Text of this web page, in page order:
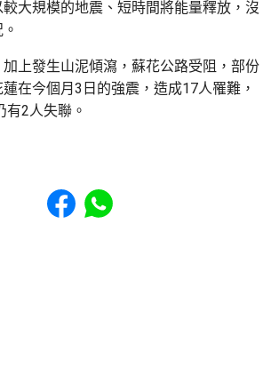
大規模的地震、短時間將能量釋放，沒
上發生山泥傾瀉，蘇花公路受阻，部份
在今個月3日的強震，造成17人罹難，
有2人失聯。
Share to Facebook
Share to WhatsApp